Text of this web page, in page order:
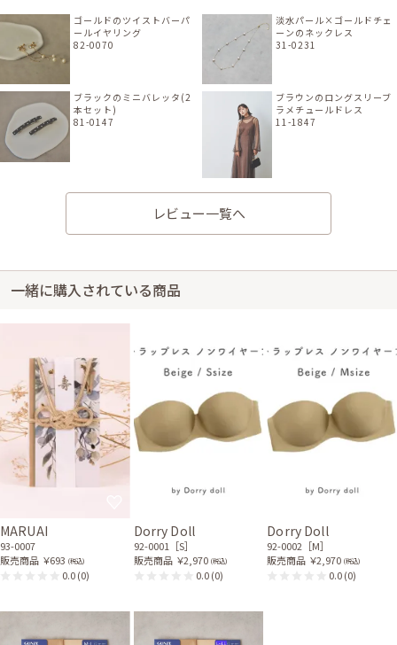
ゴールドのツイストバーパ
ールイヤリング
82-0070
淡水パール×ゴールドチェ
ーンのネックレス
31-0231
ブラックのミニバレッタ(2
本セット)
81-0147
ブラウンのロングスリーブ
ラメチュールドレス
11-1847
オフホワイトのフラワー刺
繍のミニポシェット
51-0174
身長150cm【Lサイズ】 (バスト:E75)
30代前半
2025/01/18
結婚式 (友人として)
サイズはぴったりでした。 オーバーサイズのジャケットですが、着てみる
とジャストサイズで披露宴も着たままでちょうどの過ごしやすさでした。
レンタル/購入した商品
ハイネックレースドレス
51-0193
レビュー一覧へ
一緒に購入されている商品
MARUAI
93-0007
販売商品 ￥693 (税込)
0.0(0)
Dorry Doll
92-0001［S］
販売商品 ￥2,970 (税込)
0.0(0)
Dorry Doll
92-0002［M］
販売商品 ￥2,970 (税込)
0.0(0)